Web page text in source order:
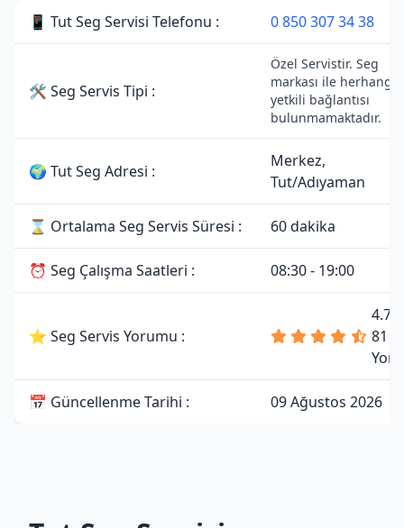
📱 Tut Seg Servisi Telefonu : 0 850 307 34 38
🛠 Seg Servis Tipi :
Özel Servistir. Seg
markası ile herhangi
yetkili bağlantısı
bulunmamaktadır.
🌍 Tut Seg Adresi :
Merkez,
Tut/Adıyaman
⌛ Ortalama Seg Servis Süresi : 60 dakika
⏰ Seg Çalışma Saatleri : 08:30 - 19:00
⭐ Seg Servis Yorumu :
4.7
81
📅 Güncellenme Tarihi : 09 Ağustos 2026